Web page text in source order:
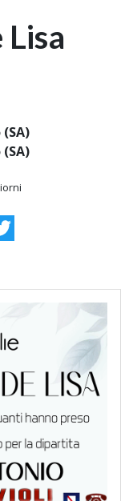
(SA)
(SA)
Twitter